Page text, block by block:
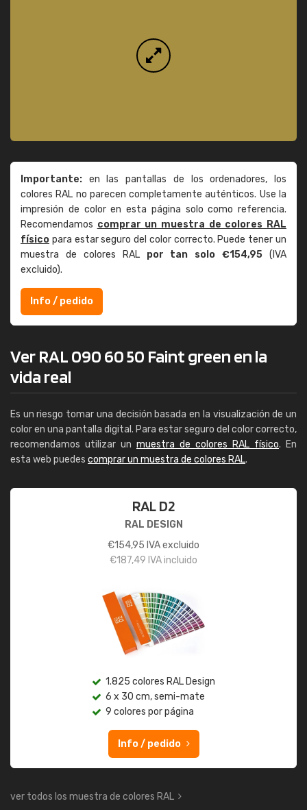
Importante: en las pantallas de los ordenadores, los
colores RAL no parecen completamente auténticos. Use la
impresión de color en esta página solo como referencia.
Recomendamos comprar un muestra de colores RAL
físico para estar seguro del color correcto. Puede tener un
muestra de colores RAL por tan solo €154,95 (IVA
excluido).
Info / pedido
Ver RAL 090 60 50 Faint green en la
vida real
Es un riesgo tomar una decisión basada en la visualización de un
color en una pantalla digital. Para estar seguro del color correcto,
recomendamos utilizar un muestra de colores RAL físico. En
esta web puedes comprar un muestra de colores RAL.
RAL D2
RAL DESIGN
€154,95 IVA excluido
€187,49 IVA incluido
1.825 colores RAL Design
6 x 30 cm, semi-mate
9 colores por página
Info / pedido
ver todos los muestra de colores RAL